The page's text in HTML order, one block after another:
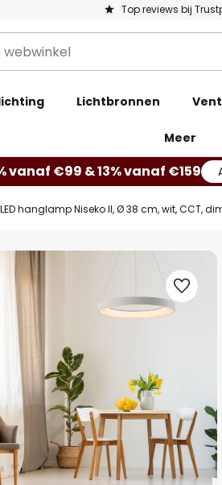
Top reviews bij
Lichtbronnen
Meer
vanaf €99 & 13% vanaf €159
hanglamp Niseko II, Ø 38 cm, wit, CCT,